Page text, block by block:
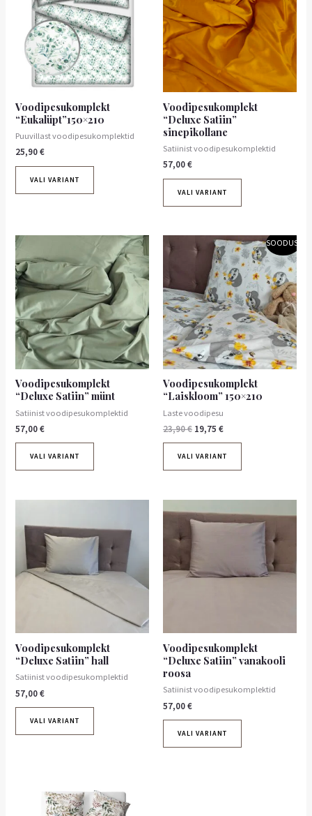
Voodipesukomplekt
“Eukalüpt”150×210
Puuvillast voodipesukomplektid
25,90€
VALI VARIANT
Voodipesukomplekt
“Deluxe Satiin”
sinepikollane
Satiinist voodipesukomplektid
57,00€
VALI VARIANT
Voodipesukomplekt
“Deluxe Satiin” münt
Satiinist voodipesukomplektid
57,00€
VALI VARIANT
SOODUS!
Voodipesukomplekt
“Laiskloom” 150×210
Laste voodipesu
23,90€
Algne
hind
23,90 €.
19,75 €
Praegune
hind
on:
19,75 €.
VALI VARIANT
Voodipesukomplekt
“Deluxe Satiin” hall
Satiinist voodipesukomplektid
57,00€
VALI VARIANT
Voodipesukomplekt
“Deluxe Satiin” vanakooli
roosa
Satiinist voodipesukomplektid
57,00€
VALI VARIANT